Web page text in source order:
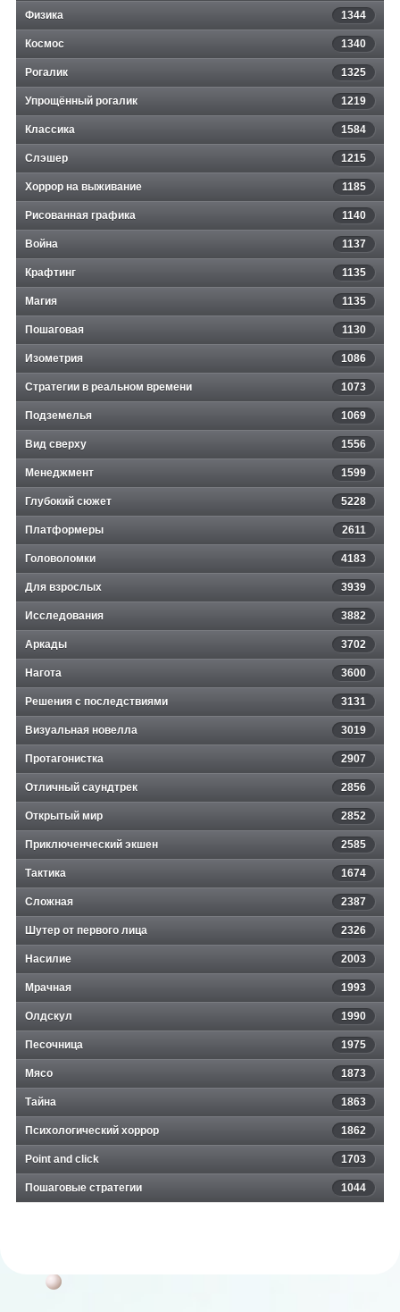
Физика 1344
Космос 1340
Рогалик 1325
Упрощённый рогалик 1219
Классика 1584
Слэшер 1215
Хоррор на выживание 1185
Рисованная графика 1140
Война 1137
Крафтинг 1135
Магия 1135
Пошаговая 1130
Изометрия 1086
Стратегии в реальном времени 1073
Подземелья 1069
Вид сверху 1556
Менеджмент 1599
Глубокий сюжет 5228
Платформеры 2611
Головоломки 4183
Для взрослых 3939
Исследования 3882
Аркады 3702
Нагота 3600
Решения с последствиями 3131
Визуальная новелла 3019
Протагонистка 2907
Отличный саундтрек 2856
Открытый мир 2852
Приключенческий экшен 2585
Тактика 1674
Сложная 2387
Шутер от первого лица 2326
Насилие 2003
Мрачная 1993
Олдскул 1990
Песочница 1975
Мясо 1873
Тайна 1863
Психологический хоррор 1862
Point and click 1703
Пошаговые стратегии 1044